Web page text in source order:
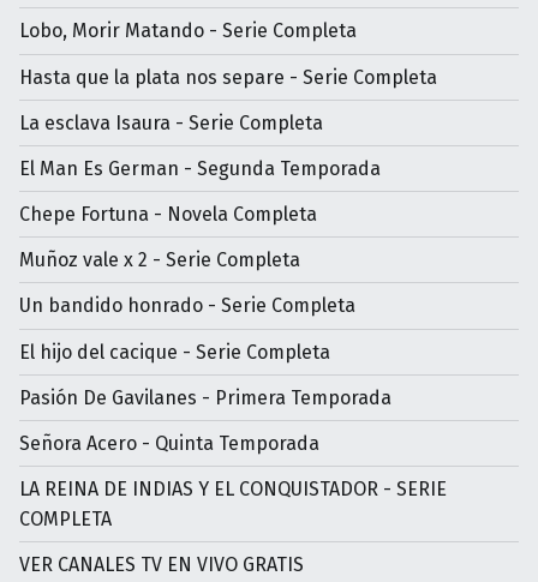
Lobo, Morir Matando - Serie Completa
Hasta que la plata nos separe - Serie Completa
La esclava Isaura - Serie Completa
El Man Es German - Segunda Temporada
Chepe Fortuna - Novela Completa
Muñoz vale x 2 - Serie Completa
Un bandido honrado - Serie Completa
El hijo del cacique - Serie Completa
Pasión De Gavilanes - Primera Temporada
Señora Acero - Quinta Temporada
LA REINA DE INDIAS Y EL CONQUISTADOR - SERIE
COMPLETA
VER CANALES TV EN VIVO GRATIS